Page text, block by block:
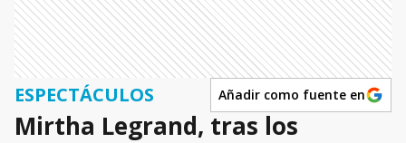
ESPECTÁCULOS Añadir como fuente en
Mirtha Legrand, tras los